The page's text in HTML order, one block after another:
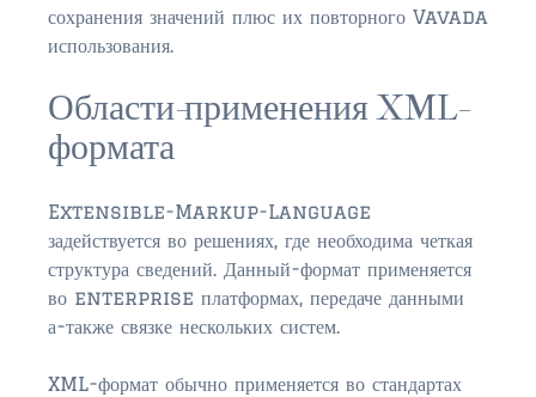
сохранения значений плюс их повторного Vavada
использования.
Области-применения XML-
формата
Extensible-Markup-Language
задействуется во решениях, где необходима четкая
структура сведений. Данный-формат применяется
во enterprise платформах, передаче данными
а-также связке нескольких систем.
XML-формат обычно применяется во стандартах